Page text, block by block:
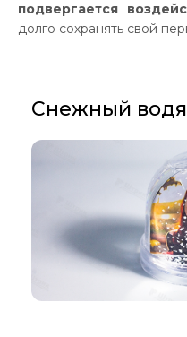
подвергается
долго сохранять свой
Снежный